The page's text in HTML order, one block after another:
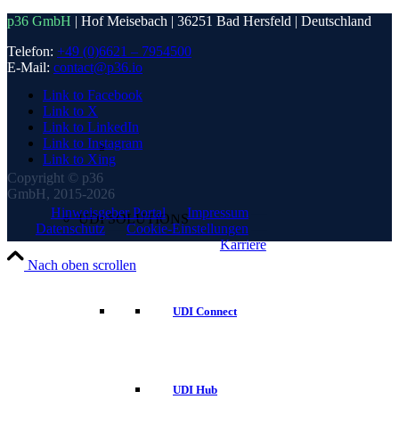
UDI SOLUTIONS
UDI Connect
UDI Hub
p36 GmbH | Hof Meisebach | 36251 Bad Hersfeld | Deutschland
Telefon: +49 (0)6621 – 7954500
E-Mail: contact@p36.io
Link to Facebook
Link to X
Link to LinkedIn
Link to Instagram
Link to Xing
Copyright © p36
GmbH, 2015-2026
Hinweisgeber Portal — Impressum
Datenschutz — Cookie-Einstellungen
Karriere
Nach oben scrollen